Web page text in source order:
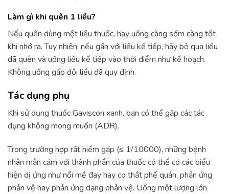
Làm gì khi quên 1 liều?
Nếu quên dùng một liều thuốc, hãy uống càng sớm càng tốt
khi nhớ ra. Tuy nhiên, nếu gần với liều kế tiếp, hãy bỏ qua liều
đã quên và uống liều kế tiếp vào thời điểm như kế hoạch.
Không uống gấp đôi liều đã quy định.
Tác dụng phụ
Khi sử dụng thuốc Gaviscon xanh, bạn có thể gặp các tác
dụng không mong muốn (ADR).
Trong trường hợp rất hiếm gặp (≤ 1/10000), những bệnh
nhân mẫn cảm với thành phần của thuốc có thể có các biểu
hiện dị ứng như nổi mề đay hay co thắt phế quản, phản ứng
phản vệ hay phản ứng dạng phản vệ. Uống một lượng lớn